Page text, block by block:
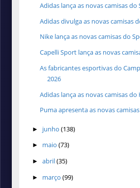
Adidas lança as novas camisas do
Adidas divulga as novas camisas
Nike lança as novas camisas do
Capelli Sport lança as novas
As fabricantes esportivas do
2026
Adidas lança as novas camisas do
Puma apresenta as novas
► junho (138)
► maio (73)
► abril(35)
► março (99)